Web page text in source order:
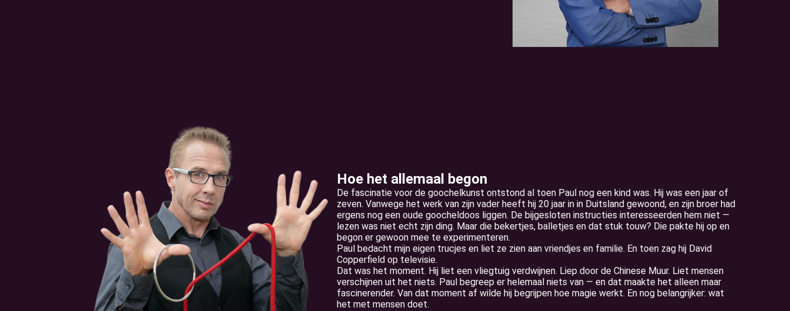
Hoe het allemaal begon
De fascinatie voor de goochelkunst ontstond al toen Paul nog een kind was. Hij was een jaar of
zeven. Vanwege het werk van zijn vader heeft hij 20 jaar in in Duitsland gewoond, en zijn broer had
ergens nog een oude goocheldoos liggen. De bijgesloten instructies interesseerden hem niet —
lezen was niet echt zijn ding. Maar die bekertjes, balletjes en dat stuk touw? Die pakte hij op en
begon er gewoon mee te experimenteren.
Paul bedacht mijn eigen trucjes en liet ze zien aan vriendjes en familie. En toen zag hij David
Copperfield op televisie.
Dat was het moment. Hij liet een vliegtuig verdwijnen. Liep door de Chinese Muur. Liet mensen
verschijnen uit het niets. Paul begreep er helemaal niets van — en dat maakte het alleen maar
fascinerender. Van dat moment af wilde hij begrijpen hoe magie werkt. En nog belangrijker: wat
het met mensen doet.